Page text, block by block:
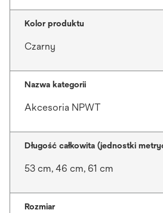
Kolor produktu
Czarny
Nazwa kategorii
Akcesoria NPWT
Długość całkowita (jednostki
53 cm, 46 cm, 61 cm
Rozmiar